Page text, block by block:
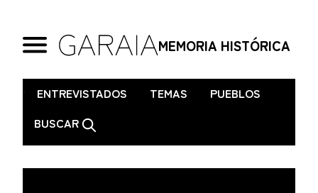
MEMORIA HISTÓRICA
. ENTREVISTADOS TEMAS
PUEBLOS
BUSCAR